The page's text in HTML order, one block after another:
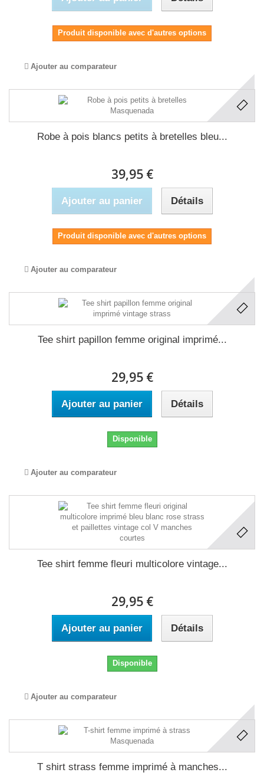
Produit disponible avec d'autres options
Ajouter au comparateur
Robe à pois blancs petits à bretelles bleu...
39,95 €
Ajouter au panier Détails
Produit disponible avec d'autres options
Ajouter au comparateur
Tee shirt papillon femme original imprimé...
29,95 €
Ajouter au panier Détails
Disponible
Ajouter au comparateur
Tee shirt femme fleuri multicolore vintage...
29,95 €
Ajouter au panier Détails
Disponible
Ajouter au comparateur
T shirt strass femme imprimé à manches...